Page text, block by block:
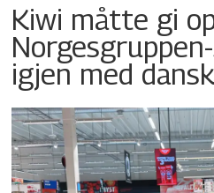
Kiwi måtte gi
igjen med